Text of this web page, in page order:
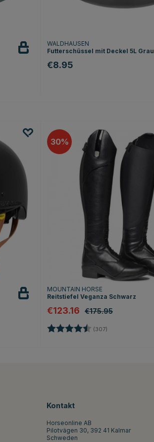
WALDHAUSEN
Futterschüssel mit Deckel 5L Grau
€8.95
30
MOUNTAIN HORSE
Reitstiefel Veganza Schwarz
€123.16 €175.95
Bewertung: (307)
Kontakt
Horseonline AB
Pilotvägen 30, 392 41 Kalmar
Schweden